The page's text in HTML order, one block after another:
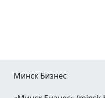
Минск Бизнес